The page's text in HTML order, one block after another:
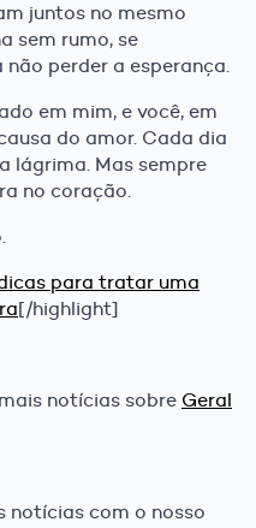
juntos no mesmo
sem rumo, se
perder a esperança.
em mim, e você, em
do amor. Cada dia
lágrima. Mas sempre
no coração.
para tratar uma
[/highlight]
notícias sobre Geral
notícias com o nosso